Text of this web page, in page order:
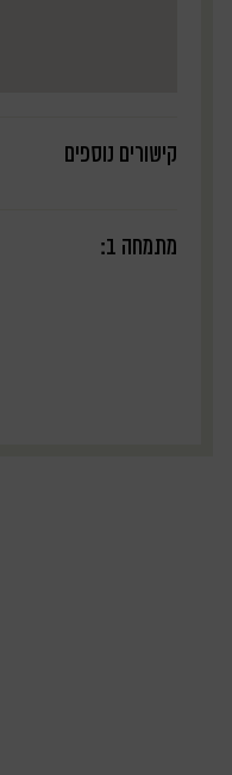
קישורים נוספים
מתמחה ב: